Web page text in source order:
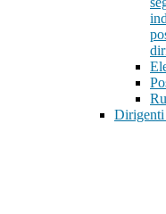
Dirigenti